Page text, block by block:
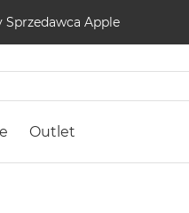
Apple
Outlet